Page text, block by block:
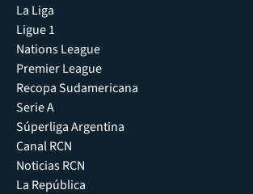
La Liga
Ligue 1
Nations League
Premier League
Recopa Sudamericana
Serie A
Súperliga Argentina
Canal RCN
Noticias RCN
La República